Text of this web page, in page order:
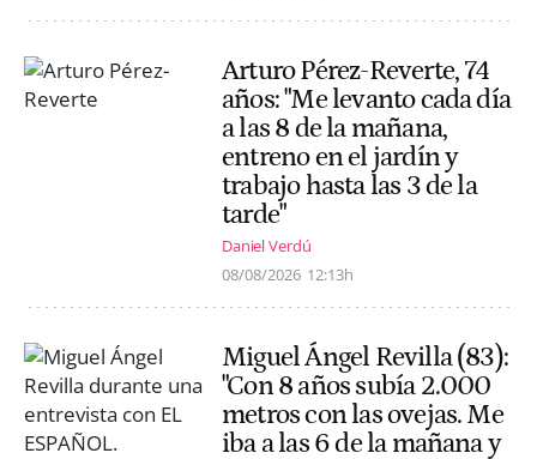
Arturo Pérez-Reverte, 74
años: "Me levanto cada día
a las 8 de la mañana,
entreno en el jardín y
trabajo hasta las 3 de la
tarde"
Daniel Verdú
08/08/2026 12:13h
Miguel Ángel Revilla (83):
"Con 8 años subía 2.000
metros con las ovejas. Me
iba a las 6 de la mañana y